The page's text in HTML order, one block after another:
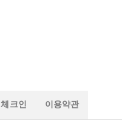
체크인 이용약관